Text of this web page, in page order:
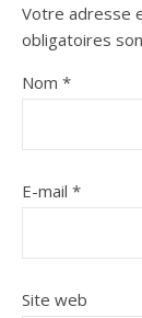
Votre adresse
obligatoires
Nom *
E-mail *
Site web